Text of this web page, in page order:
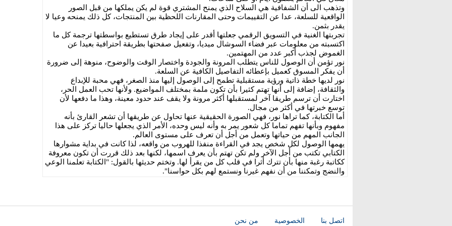
وتذهب الى أن الشفافية هي السلاح الذي يمنح المشتري قوة لم يكن يملكها من قبل الصور
الواقعية للسلعة، عدا عن التقييمات وحتى المقارنات اللحظية بين المنتجات، كل ذلك يمنحه وعيا لا
يقدر بثمن.
تجربتها الغنية في التسويق الرقمي جعلتها أقدر على إيجاد طرق تستطيع بواسطتها ترجمة كل ما
اكتسبته من معلومات عبر فضاء السوشال ميديا، وتفعيل صفحتها بطريقة احترافية بعيدا عن
الغموض لجذب أكبر عدد من المهتمين.
نور تؤمن أن الوصول للناس يتطلب المرونة والجودة واختصار الوقت والوضوح، منوهة إلى ضرورة
أن يفكر المسوق كعميل بإعطائه التفاصيل الكافية عن السلعة.
نور لديها خطة ذاتية ورؤية مستقبلية تطمح إلى الوصول إليها منذ الصغر، فهي محبة للإبداع
والثقافة، إضافة إلى أنها تهتم كثيرا بأن تكون ملمة بمختلف المواضيع. ولأنها تحب العمل الحر،
اختارت أن ترسم طريقا آخر لمستقبلها أكثر مرونة ولا يقف عند حدود معينة، وهذا ما دفعها لأن
توسع خبرتها في أكثر من مجال.
أما الكتابة، كما تراها نور، فهي الصورة الحقيقية عنها تحاول عن طريقها أن تشعر القارئ بأنه
مفهوم وبأنها تفهم تماما كل شعور يمر به وأنه ليس وحده، الأمر الذي يجعلها حاليا تركز على هذا
الجانب المهم من حياتها وتعمل من أجل أن تعرف على مستوى العالم.
يهمها الوصول لكل شخص يجد في القراءة منفذا للهروب من واقعه، لذا كانت في بداية مشوارها
الكتابي تكتب من أجل الآخر ولم تكن تهتم بأن يعرف اسمها، لكنها بعد ذلك قررت أن تكون معروفة
ككاتبة رغبة منها بأن تترك أثرا في قلب كل من يقرأ لها. وتختم حديثها بالقول: "الكتابة تعلمنا الوعي
والنضج وتمكننا من أن نفهم غيرنا ونستمع لهم بكل حواسنا".
اتصل بنا الخصوصية من نحن